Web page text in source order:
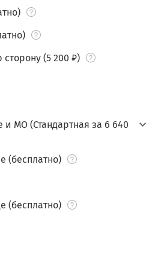
(5 200 ₽)
и МО (Стандартная за 6 640
(бесплатно)
(бесплатно)